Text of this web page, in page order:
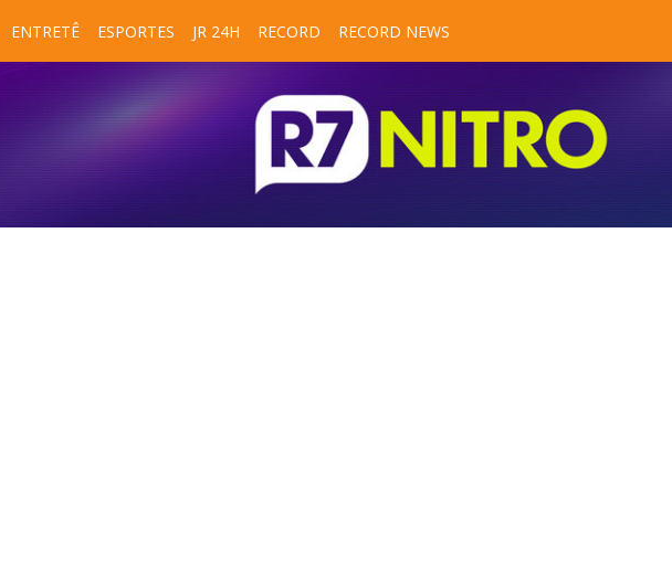
ENTRETÊ ESPORTES JR 24H RECORD RECORD NEWS